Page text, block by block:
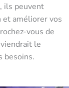
ils peuvent
et améliorer vos
vous de
le
besoins.